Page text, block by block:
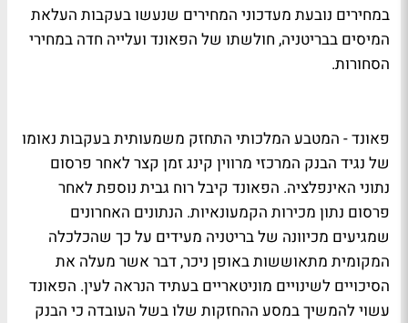
במחירים נובעת מעדכוני המחירים שנעשו בעקבות העלאת
המיסים בבריטניה, חולשתו של הפאונד ועלייה חדה במחירי
הסחורות.
פאונד - המטבע המלכותי התחזק משמעותית בעקבות נאומו
של נגיד הבנק המרכזי מרווין קינג זמן קצר לאחר פרסום
נתוני האינפלציה. הפאונד קיבל רוח גבית נוספת לאחר
פרסום נתון מכירות הקמעונאיות. הנתונים האחרונים
שמגיעים מכיוונה של בריטניה מעידים על כך שהכלכלה
המקומית מתאוששות באופן ניכר, דבר אשר מעלה את
הסיכויים לשינויים מוניטאריים בעתיד הנראה לעין. הפאונד
עשוי להמשיך במסע ההחזקות שלו בשל העובדה כי הבנק